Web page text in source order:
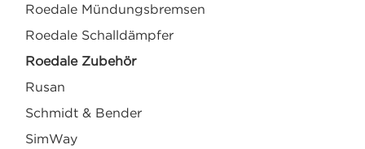
Roedale Mündungsbremsen
Roedale Schalldämpfer
Roedale Zubehör
Rusan
Schmidt & Bender
SimWay